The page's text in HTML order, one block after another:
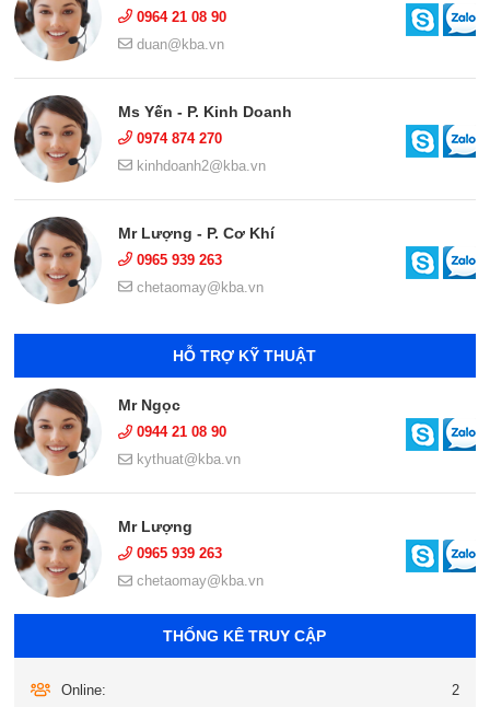
0964 21 08 90
duan@kba.vn
Ms Yến - P. Kinh Doanh
0974 874 270
kinhdoanh2@kba.vn
Mr Lượng - P. Cơ Khí
0965 939 263
chetaomay@kba.vn
HỖ TRỢ KỸ THUẬT
Mr Ngọc
0944 21 08 90
kythuat@kba.vn
Mr Lượng
0965 939 263
chetaomay@kba.vn
THỐNG KÊ TRUY CẬP
Online: 2